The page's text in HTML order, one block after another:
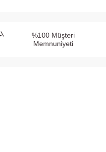
%100 Müşteri
Memnuniyeti